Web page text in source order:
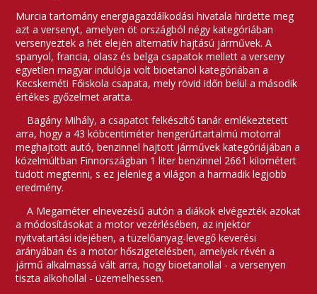
Murcia tartomány energiagazdálkodási hivatala hirdette meg
azt a versenyt, amelyen öt országból négy kategóriában
versenyeztek a hét elején alternatív hajtású járművek. A
spanyol, francia, olasz és belga csapatok mellett a verseny
egyetlen magyar indulója volt bioetanol kategóriában a
Kecskeméti Főiskola csapata, mely rövid időn belül a második
értékes győzelmet aratta.
Bagány Mihály, a csapatot felkészítő tanár emlékeztetett
arra, hogy a 43 köbcentiméter hengerűrtartalmú motorral
meghajtott autó, benzinnel hajtott járművek kategóriájában a
közelmúltban Finnországban 1 liter benzinnel 2661 kilométert
tudott megtenni, s ez jelenleg a világon a harmadik legjobb
eredmény.
A Megaméter elnevezésű autón a diákok elvégezték azokat
a módosításokat a motor vezérlésében, az injektor
nyitvatartási idejében, a tüzelőanyag-levegő keverési
arányában és a motor hőszigetelésben, amelyek révén a
jármű alkalmassá vált arra, hogy bioetanollal - a versenyen
tiszta alkohollal - üzemelhessen.